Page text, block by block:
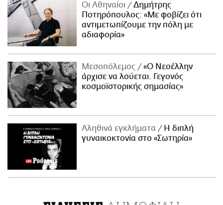
Οι Αθηναίοι
Δημήτρης
Ποτηρόπουλος: «Με φοβίζει ότι
αντιμετωπίζουμε την πόλη με
αδιαφορία»
Μεσοπόλεμος
«Ο Νεοέλλην
άρχισε να λούεται. Γεγονός
κοσμοϊστορικής σημασίας»
Αληθινά εγκλήματα
Η διπλή
γυναικοκτονία στο «Σωτηρία»